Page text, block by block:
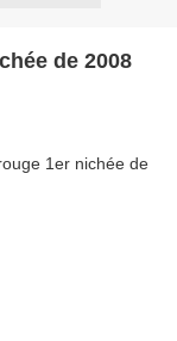
de 2008